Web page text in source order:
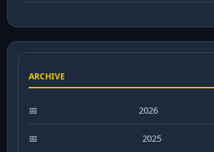
ARCHIVE
2026
2025